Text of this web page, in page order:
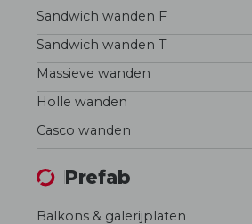
Sandwich wanden F
Sandwich wanden T
Massieve wanden
Holle wanden
Casco wanden
Prefab
Balkons & galerijplaten